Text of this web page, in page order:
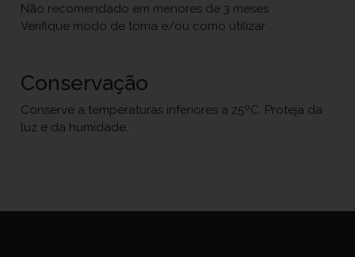
Não recomendado em menores de 3 meses
Verifique modo de toma e/ou como utilizar
Conservação
Conserve a temperaturas inferiores a 25ºC. Proteja da
luz e da humidade.